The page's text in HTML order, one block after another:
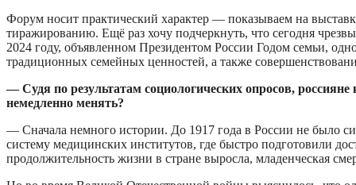
Форум носит практический характер — показываем на
тиражированию. Ещё раз хочу подчеркнуть, что сегодня
2024 году, объявленном Президентом России Годом семьи,
традиционных семейных ценностей, а также
— Судя по результатам социологических опросов,
немедленно менять?
— Сначала немного истории. До 1917 года в России не было
систему медицинских институтов, где быстро подготовили
продолжительность жизни в стране выросла, младенческая